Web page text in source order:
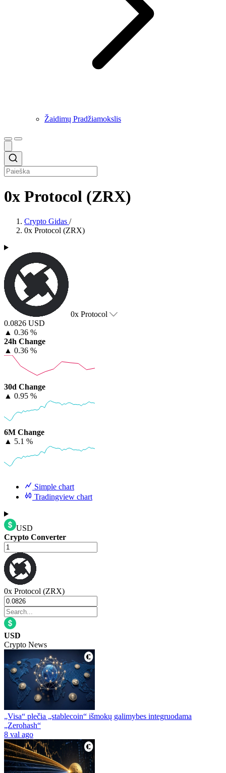
Žaidimų Pradžiamokslis
0x Protocol (ZRX)
Crypto Gidas /
0x Protocol (ZRX)
0x Protocol
0.0826 USD
▲ 0.36 %
24h Change
▲ 0.36 %
30d Change
▲ 0.95 %
6M Change
▲ 5.1 %
Simple chart
Tradingview chart
USD
Crypto Converter
0x Protocol (ZRX)
USD
Crypto News
„Visa“ plečia „stablecoin“ išmokų galimybes integruodama
„Zerohash“
8 val ago